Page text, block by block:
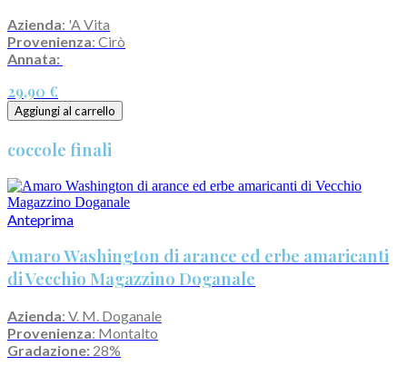
Azienda: 'A Vita
Provenienza: Cirò
Annata:
29,90 €
Aggiungi al carrello
coccole finali
Anteprima
Amaro Washington di arance ed erbe amaricanti
di Vecchio Magazzino Doganale
Azienda: V. M. Doganale
Provenienza: Montalto
Gradazione: 28%